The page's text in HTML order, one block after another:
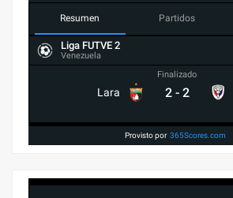
Resumen Partidos
Liga FUTVE 2
Venezuela
Lara
Finalizado
2 - 2
Provisto por 365Scores.com